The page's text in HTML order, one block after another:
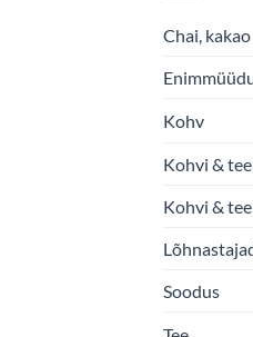
Chai, kakao
Kohv
Kohvi &
Kohvi &
Soodus